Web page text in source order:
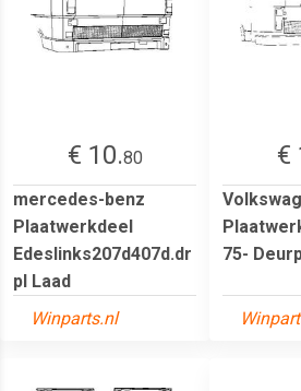
€ 10.80
mercedes-benz
Plaatwerkdeel
Edeslinks207d407d.dr
pl Laad
Winparts.nl
€
75-